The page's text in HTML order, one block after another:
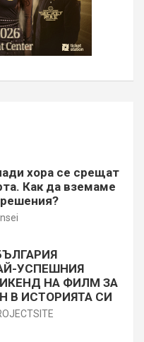
хора се срещат
Как да вземаме
УСПЕШНИЯ
НА ФИЛМ ЗА
В ИСТОРИЯТА СИ